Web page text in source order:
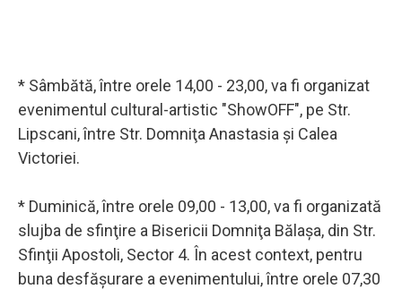
* Sâmbătă, între orele 14,00 - 23,00, va fi organizat
evenimentul cultural-artistic "ShowOFF", pe Str.
Lipscani, între Str. Domniţa Anastasia şi Calea
Victoriei.
* Duminică, între orele 09,00 - 13,00, va fi organizată
slujba de sfinţire a Bisericii Domniţa Bălaşa, din Str.
Sfinţii Apostoli, Sector 4. În acest context, pentru
buna desfăşurare a evenimentului, între orele 07,30